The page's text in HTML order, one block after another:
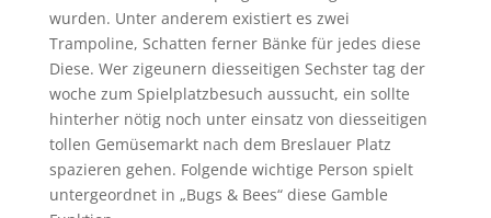
wurden. Unter anderem existiert es zwei
Trampoline, Schatten ferner Bänke für jedes diese
Diese. Wer zigeunern diesseitigen Sechster tag der
woche zum Spielplatzbesuch aussucht, ein sollte
hinterher nötig noch unter einsatz von diesseitigen
tollen Gemüsemarkt nach dem Breslauer Platz
spazieren gehen. Folgende wichtige Person spielt
untergeordnet in „Bugs & Bees“ diese Gamble